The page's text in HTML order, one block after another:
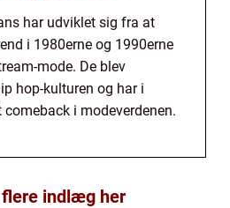
har udviklet sig fra at
i 1980erne og 1990erne
mode. De blev
hop-kulturen og har i
i modeverdenen.
indlæg her